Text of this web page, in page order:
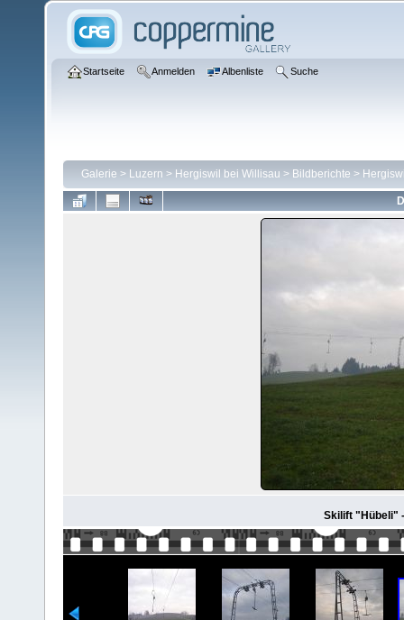
Startseite Anmelden Albenliste Suche
Galerie > Luzern > Hergiswil bei Willisau > Bildberichte >
Skilift "Hübeli"